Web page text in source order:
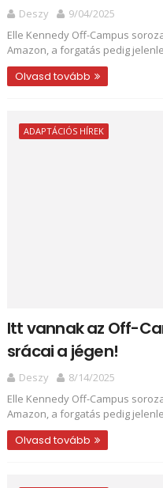
Deszy
9/04/2025
Elle Kennedy Off-Campus
Amazon, a forgatás pedig
Olvasd tovább
ADAPTÁCIÓS HÍREK
Itt vannak az Off-
srácai a jégen!
Deszy
8/14/2025
Elle Kennedy Off-Campus
Amazon, a forgatás pedig
Olvasd tovább